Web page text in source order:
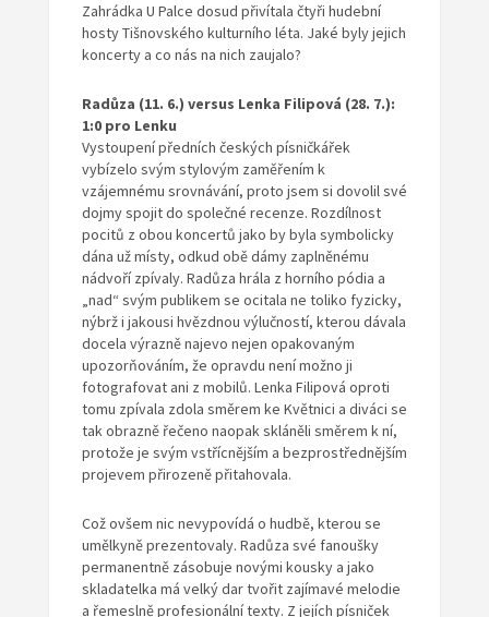
Zahrádka U Palce dosud přivítala čtyři hudební
hosty Tišnovského kulturního léta. Jaké byly jejich
koncerty a co nás na nich zaujalo?
Radůza (11. 6.) versus Lenka Filipová (28. 7.):
1:0 pro Lenku
Vystoupení předních českých písničkářek
vybízelo svým stylovým zaměřením k
vzájemnému srovnávání, proto jsem si dovolil své
dojmy spojit do společné recenze. Rozdílnost
pocitů z obou koncertů jako by byla symbolicky
dána už místy, odkud obě dámy zaplněnému
nádvoří zpívaly. Radůza hrála z horního pódia a
„nad“ svým publikem se ocitala ne toliko fyzicky,
nýbrž i jakousi hvězdnou výlučností, kterou dávala
docela výrazně najevo nejen opakovaným
upozorňováním, že opravdu není možno ji
fotografovat ani z mobilů. Lenka Filipová oproti
tomu zpívala zdola směrem ke Květnici a diváci se
tak obrazně řečeno naopak skláněli směrem k ní,
protože je svým vstřícnějším a bezprostřednějším
projevem přirozeně přitahovala.
Což ovšem nic nevypovídá o hudbě, kterou se
umělkyně prezentovaly. Radůza své fanoušky
permanentně zásobuje novými kousky a jako
skladatelka má velký dar tvořit zajímavé melodie
a řemeslně profesionální texty. Z jejích písniček